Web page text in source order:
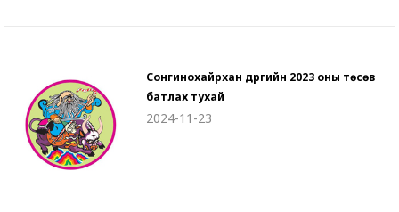
Сонгинохайрхан дүүргийн 2023 оны төсөв
батлах тухай
2024-11-23